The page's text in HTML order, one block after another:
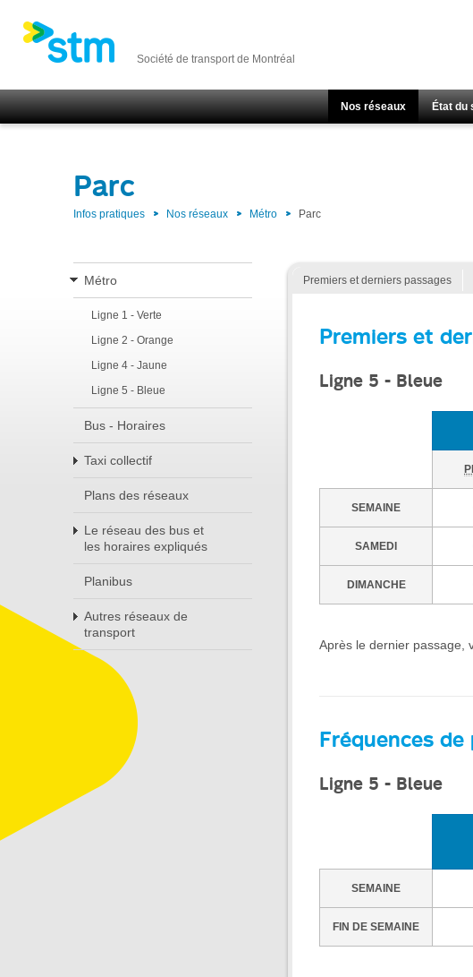
Société de transport de Montréal
Nos réseaux État du
Parc
Infos pratiques Nos réseaux Métro Parc
Métro
Ligne 1 - Verte
Ligne 2 - Orange
Ligne 4 - Jaune
Ligne 5 - Bleue
Bus - Horaires
Taxi collectif
Plans des réseaux
Le réseau des bus et
les horaires expliqués
Planibus
Autres réseaux de
transport
Premiers et derniers passages
Premiers et
Ligne 5 - Bleue
SEMAINE
SAMEDI
DIMANCHE
Après le dernier passage,
Fréquences de
Ligne 5 - Bleue
SEMAINE
FIN DE SEMAINE